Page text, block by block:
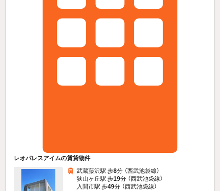
レオパレスアイムの賃貸物件
武蔵藤沢駅 歩8分 （西武池袋線）
狭山ヶ丘駅 歩19分 （西武池袋線）
入間市駅 歩49分 （西武池袋線）